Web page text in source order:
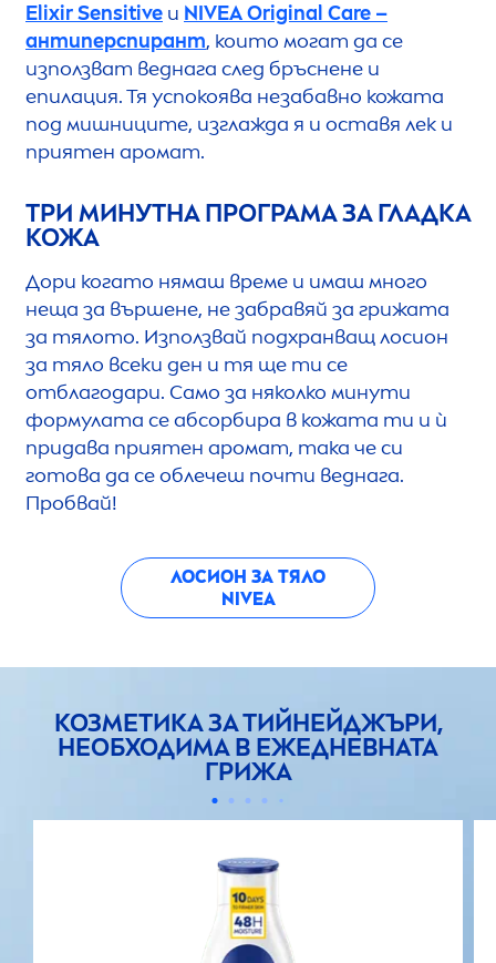
ElixirSensitive и NIVEAOriginal Care –
антиперспирант, които могат да се
използват веднага след бръснене и
епилация. Тя успокоява незабавно кожата
под мишниците, изглажда я и оставя лек и
приятен аромат.
ТРИ МИНУТНА ПРОГРАМА ЗА ГЛАДКА
КОЖА
Дори когато нямаш време и имаш много
неща за вършене, не забравяй за грижата
за тялото. Използвай подхранващ лосион
за тяло всеки ден и тя ще ти се
отблагодари. Само за няколко минути
формулата се абсорбира в кожата ти и ѝ
придава приятен аромат, така че си
готова да се облечеш почти веднага.
Пробвай!
ЛОСИОН ЗА ТЯЛО
NIVEA
КОЗМЕТИКА ЗА ТИЙНЕЙДЖЪРИ,
НЕОБХОДИМА В ЕЖЕДНЕВНАТА
ГРИЖА